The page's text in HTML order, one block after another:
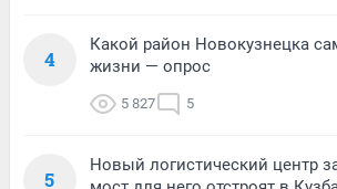
4
Какой район Новокузнецка
жизни — опрос
5 827 5
5
Новый логистический центр